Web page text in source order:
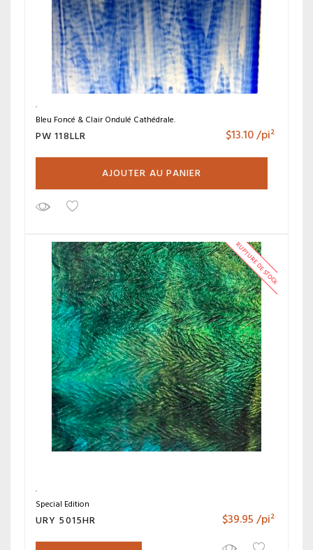
Bleu Foncé & Clair Ondulé Cathédrale.
PW 118LLR $13.10/pi²
AJOUTER AU PANIER
RUPTURE DE STOCK
Special Edition
URY 5015HR $39.95/pi²